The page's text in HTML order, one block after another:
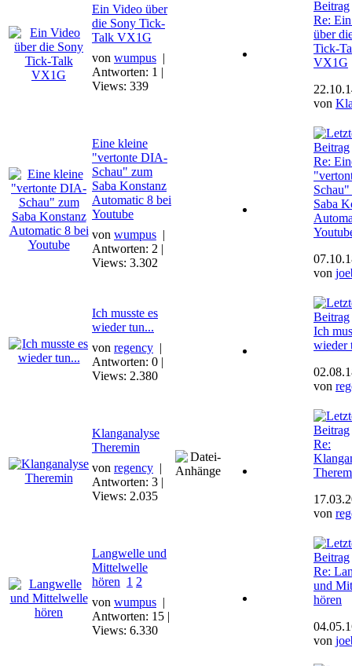
Ein Video über
die Sony Tick-
Talk VX1G
von wumpus |
Antworten: 1 |
Views: 339
Re:
über
Tick-
VX1G
von
Eine kleine
"vertonte DIA-
Schau" zum
Saba Konstanz
Automatic 8 bei
Youtube
von wumpus |
Antworten: 2 |
Views: 3.302
Re:
Saba
von
Ich musste es
wieder tun...
von regency |
Antworten: 0 |
Views: 2.380
Ich
wieder
von
Klanganalyse
Theremin
von regency |
Antworten: 3 |
Views: 2.035
Re:
von
Langwelle und
Mittelwelle
hören 1 2
von wumpus |
Antworten: 15 |
Views: 6.330
Re:
und
hören
von